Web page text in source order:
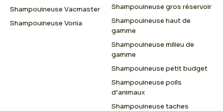
Shampouineuse Vacmaster
Shampouineuse Vonia
Shampouineuse gros réservoir
Shampouineuse haut de
gamme
Shampouineuse milieu de
gamme
Shampouineuse petit budget
Shampouineuse poils
d’animaux
Shampouineuse taches